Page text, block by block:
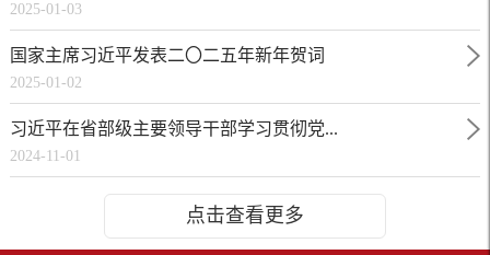
2025-01-03
国家主席习近平发表二〇二五年新年贺词
2025-01-02
习近平在省部级主要领导干部学习贯彻党...
2024-11-01
点击查看更多